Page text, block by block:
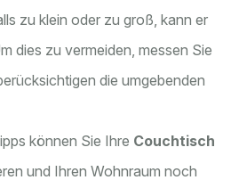
zu klein oder zu groß, kann er
dies zu vermeiden, messen Sie
die umgebenden
können Sie Ihre Couchtisch
und Ihren Wohnraum noch